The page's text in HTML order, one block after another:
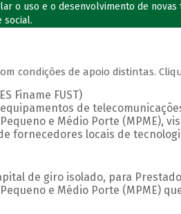
o uso e o desenvolvimento de
social.
condições de apoio distintas.
Finame FUST)
de
e Médio Porte (MPME),
fornecedores locais de
de giro isolado, para
e Médio Porte (MPME)